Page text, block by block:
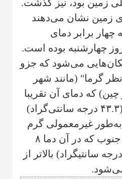
زمین بود، نیز گذشت.
زمین نشان می‌دهند
چهار برابر دمای
چهارشنبه بوده است.
می‌شود که جزو
گرما" (مانند شهر
که دمای آن تقریبا
۱۱۰ درجه فارنهایت (۴۳.۳ درجه سانتی‌گراد)
غیرمعمولی گرم
شده‌اند، مانند قطب جنوب که در آن دما ۸
درجه فارنهایت (۴.۵ درجه سانتیگراد) بالاتر از